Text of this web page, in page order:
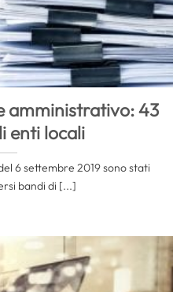
amministrativo: 43
enti locali
6 settembre 2019 sono stati
bandi di [...]